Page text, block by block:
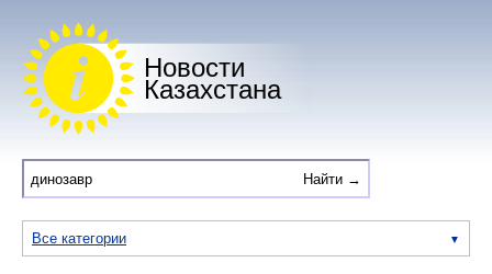
Новости
Казахстана
Все категории